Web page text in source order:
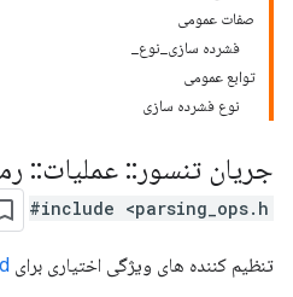
صفات عمومی
فشرده سازی_نوع_
توابع عمومی
نوع فشرده سازی
جریان تنسور :: عملیات::
#include <parsing_ops.h>
تنظیم کننده های ویژگی اختیاری برای